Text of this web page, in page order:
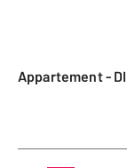
Appartement -